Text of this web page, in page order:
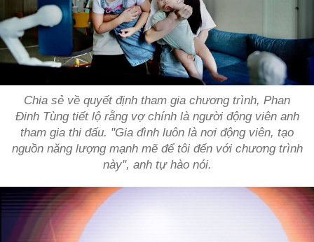
Chia sẻ về quyết định tham gia chương trình, Phan
Đinh Tùng tiết lộ rằng vợ chính là người động viên anh
tham gia thi đấu. "Gia đình luôn là nơi động viên, tạo
nguồn năng lượng mạnh mẽ để tôi đến với chương trình
này", anh tự hào nói.